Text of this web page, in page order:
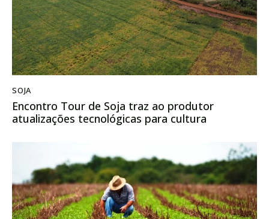
SOJA
Encontro Tour de Soja traz ao produtor
atualizações tecnológicas para cultura